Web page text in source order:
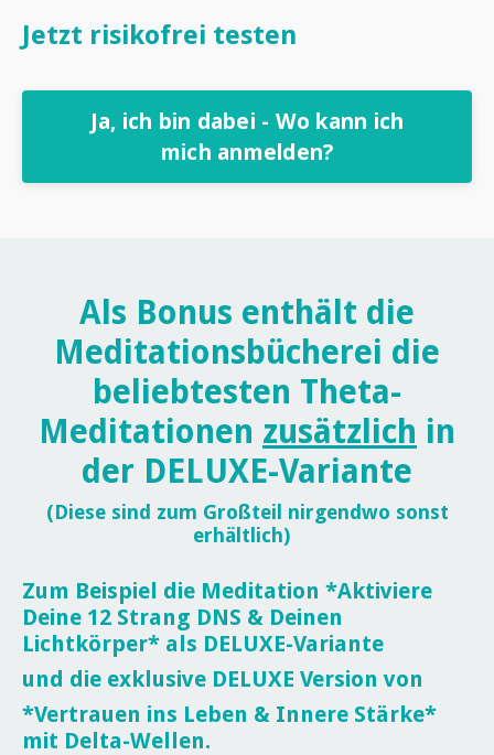
Jetzt risikofrei testen
Ja, ich bin dabei - Wo kann ich
mich anmelden?
Als Bonus enthält die
Meditationsbücherei die
beliebtesten Theta-
Meditationen zusätzlich in
der DELUXE-Variante
(Diese sind zum Großteil nirgendwo sonst
erhältlich)
Zum Beispiel die Meditation *Aktiviere
Deine 12 Strang DNS & Deinen
Lichtkörper* als DELUXE-Variante
und die exklusive DELUXE Version von
*Vertrauen ins Leben & Innere Stärke*
mit Delta-Wellen.